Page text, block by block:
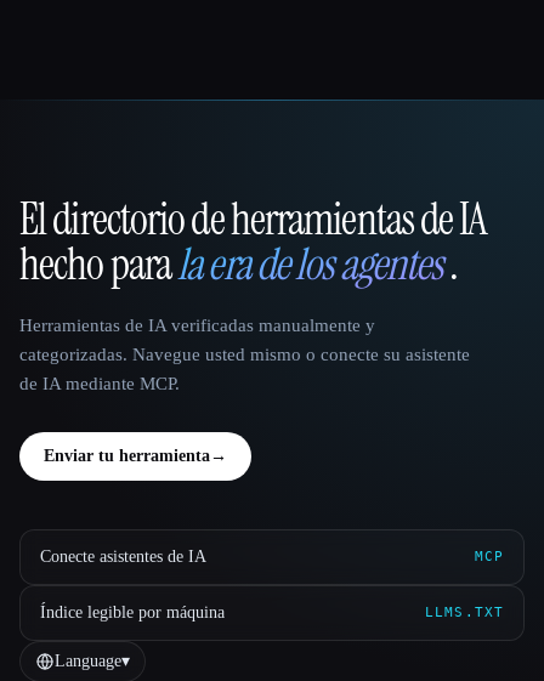
That AI Collection
El directorio de herramientas de IA
hecho parala era de los agentes.
Herramientas de IA verificadas manualmente y
categorizadas. Navegue usted mismo o conecte su asistente
de IA mediante MCP.
Enviar tu herramienta→
Conecte asistentes de IA MCP
Índice legible por máquina LLMS.TXT
Language▾